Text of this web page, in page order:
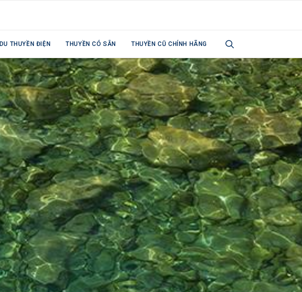
DU THUYỀN ĐIỆN THUYỀN CÓ SẴN THUYỀN CŨ CHÍNH HÃNG